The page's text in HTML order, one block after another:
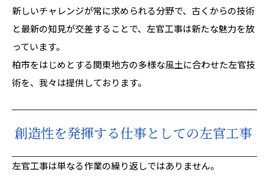
新しいチャレンジが常に求められる分野で、古くからの技術
と最新の知見が交差することで、左官工事は新たな魅力を放
っています。
柏市をはじめとする関東地方の多様な風土に合わせた左官技
術を、我々は提供しております。
創造性を発揮する仕事としての左官工事
左官工事は単なる作業の繰り返しではありません。